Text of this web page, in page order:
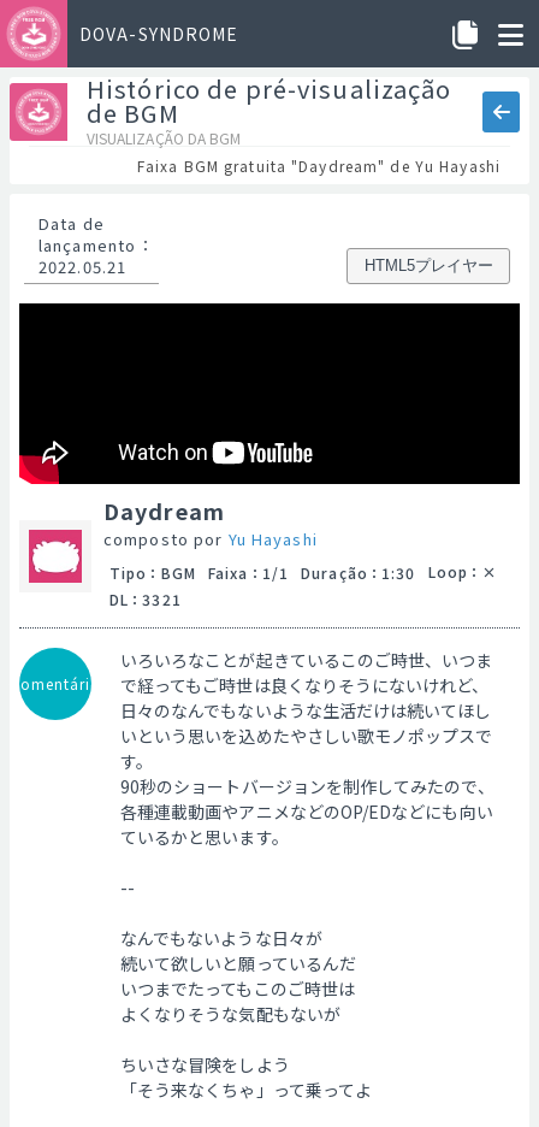
DOVA-SYNDROME
Histórico de pré-visualização
de BGM
VISUALIZAÇÃO DA BGM
Faixa BGM gratuita "Daydream" de Yu Hayashi
Data de
lançamento ：
2022.05.21
HTML5プレイヤー
Daydream
composto por Yu Hayashi
Tipo ： BGM Faixa ： 1/1 Duração ： 1:30 Loop ：
DL ： 3321
Comentário
いろいろなことが起きているこのご時世、いつま
で経ってもご時世は良くなりそうにないけれど、
日々のなんでもないような生活だけは続いてほし
いという思いを込めたやさしい歌モノポップスで
す。
90秒のショートバージョンを制作してみたので、
各種連載動画やアニメなどのOP/EDなどにも向い
ているかと思います。
--
なんでもないような日々が
続いて欲しいと願っているんだ
いつまでたってもこのご時世は
よくなりそうな気配もないが
ちいさな冒険をしよう
「そう来なくちゃ」って乗ってよ